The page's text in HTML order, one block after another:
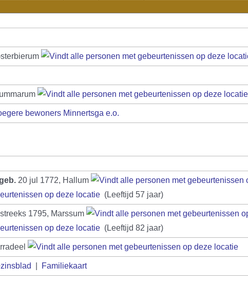
bewoners Minnertsga e.o.
20 jul 1772, Hallum
(Leeftijd 57 jaar)
1795, Marssum
(Leeftijd 82 jaar)
Familiekaart